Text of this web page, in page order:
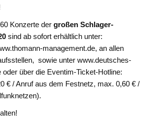
Konzerte dergroßen Schlager-
sind ab sofort erhältlich unter:
management.de, an allen
sowie unter www.deutsches-
über die Eventim-Ticket-Hotline:
€ / Anruf aus dem Festnetz, max. 0,60 € /